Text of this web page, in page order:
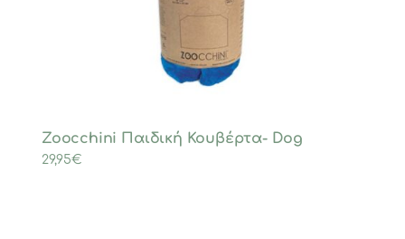
Zoocchini Παιδική Κουβέρτα- Dog
29,95€